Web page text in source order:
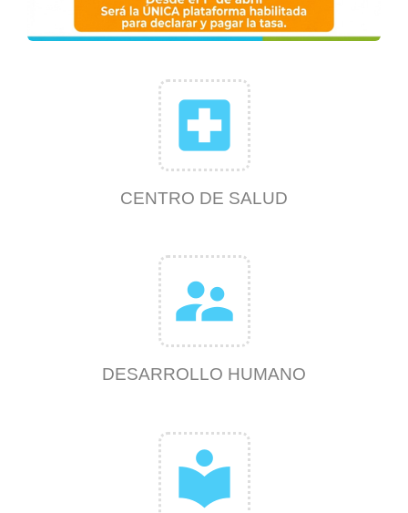
local_hospital
CENTRO DE SALUD
supervisor_account
DESARROLLO HUMANO
local_library